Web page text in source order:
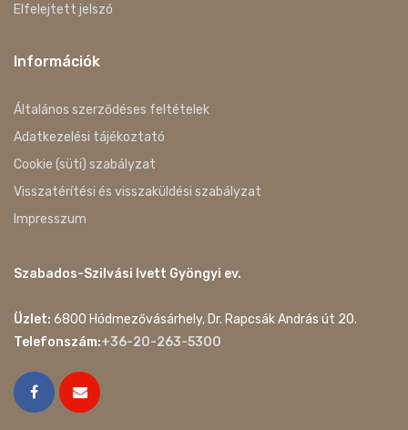
Elfelejtett jelszó
Információk
Általános szerződéses feltételek
Adatkezelési tájékoztató
Cookie (süti) szabályzat
Visszatérítési és visszaküldési szabályzat
Impresszum
Szabados-Szilvási Ivett Gyöngyi ev.
Üzlet: 6800 Hódmezővásárhely, Dr. Rapcsák András út 20.
Telefonszám:+36-20-263-5300